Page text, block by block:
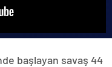
başlayan savaş 44